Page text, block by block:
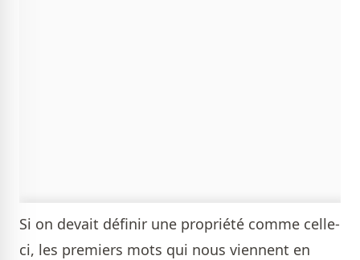
Si on devait définir une propriété comme celle-
ci, les premiers mots qui nous viennent en